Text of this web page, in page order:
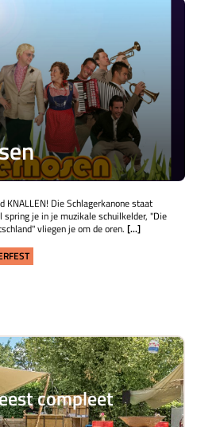
KNALLEN! Die Schlagerkanone staat
je in je muzikale schuilkelder, "Die
vliegen je om de oren. [...]
compleet